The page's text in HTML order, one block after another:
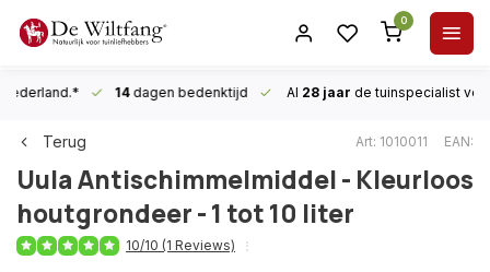
0
14dagen bedenktijd Al 28 jaar de tuinspecialist
Terug Art: 1010011 EAN:
UulaAntischimmelmiddel - Kleurloos
houtgrondeer - 1 tot 10 liter
10/10 (1 Reviews)